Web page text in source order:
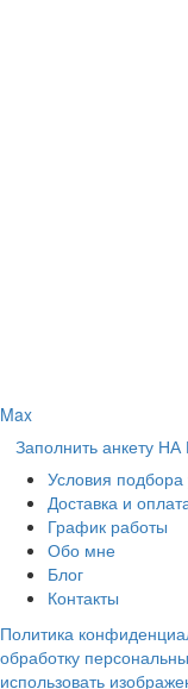
Max
Заполнить анкету
Условия подбора
Доставка и
График работы
Обо мне
Блог
Контакты
Политика
обработку
использовать